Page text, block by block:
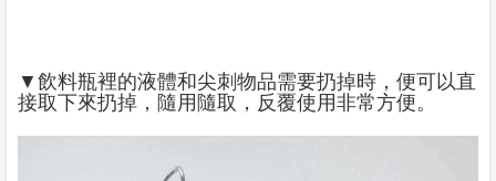
▼飲料瓶裡的液體和尖刺物品需要扔掉時，便可以直
接取下來扔掉，隨用隨取，反覆使用非常方便。